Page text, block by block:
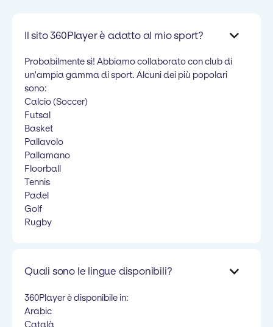
Il sito 360Player è adatto al mio sport?
Probabilmente sì! Abbiamo collaborato con club di
un'ampia gamma di sport. Alcuni dei più popolari
sono:
Calcio (Soccer)
Futsal
Basket
Pallavolo
Pallamano
Floorball
Tennis
Padel
Golf
Rugby
Quali sono le lingue disponibili?
360Player è disponibile in:
Arabic
Català